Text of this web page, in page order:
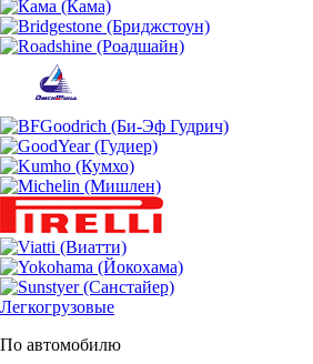
Легкогрузовые
По автомобилю